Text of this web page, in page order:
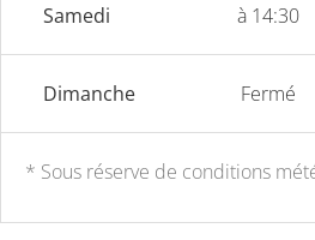
Samedi à 14:30
Dimanche Fermé
* Sous réserve de conditions